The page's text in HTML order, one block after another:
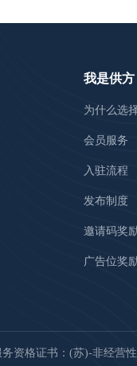
我是供方
为什么选
会员服务
入驻流程
发布制度
邀请码奖
广告位奖
资格证书：(苏)-非经营性